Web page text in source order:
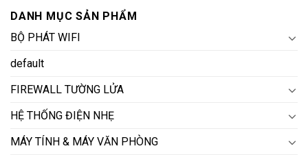
DANH MỤC SẢN PHẨM
BỘ PHÁT WIFI
default
FIREWALL TƯỜNG LỬA
HỆ THỐNG ĐIỆN NHẸ
MÁY TÍNH & MÁY VĂN PHÒNG